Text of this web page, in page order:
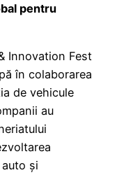
pentru
Innovation Fest
în colaborarea
de vehicule
au
și